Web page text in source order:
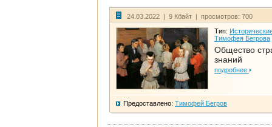
24.03.2022 | 9 Кбайт | просмотров: 700
Тип:
Тимофея Бегрова
Общество
знаний
подробнее
Предоставлено: Тимофей Бегров